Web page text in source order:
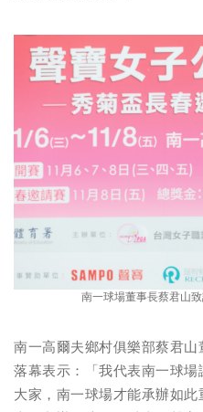
南一球場董事長蔡君山
南一高爾夫鄉村俱樂部蔡君
落幕表示：「我代表南一球
大家，南一球場才能承辦如